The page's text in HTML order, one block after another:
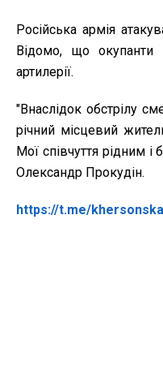
Російська армія
Відомо, що окупанти
артилерії.
"Внаслідок обстрілу
річний місцевий
Мої співчуття рідним
Олександр Прокудін.
https://t.me/